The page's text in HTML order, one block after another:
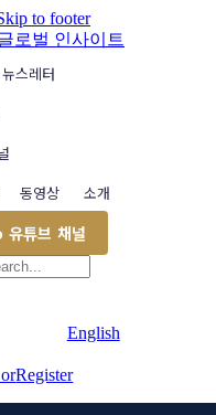
to footer
스레터
동영상 소개
튜브 채널
English
Register